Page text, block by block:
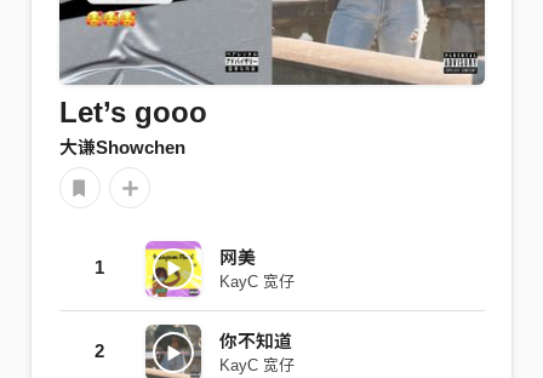
Let’s gooo
大谦Showchen
1 网美
KayC 宽仔
2 你不知道
KayC 宽仔